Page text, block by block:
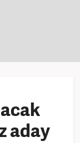
aday